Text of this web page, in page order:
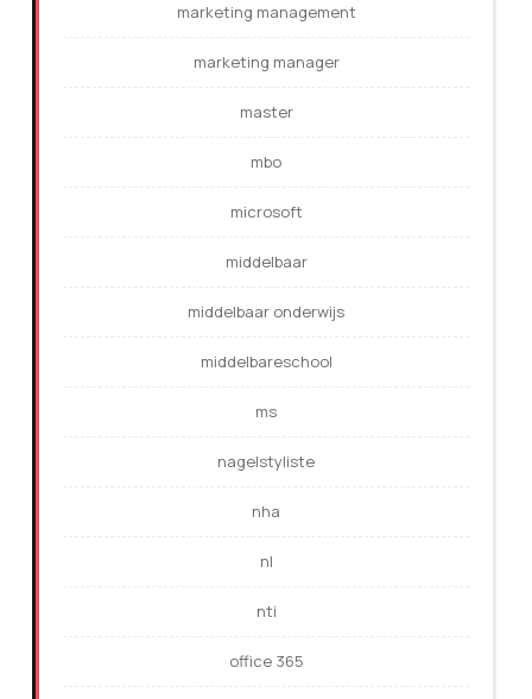
marketing management
marketing manager
master
mbo
microsoft
middelbaar
middelbaar onderwijs
middelbareschool
ms
nagelstyliste
nha
nl
nti
office 365